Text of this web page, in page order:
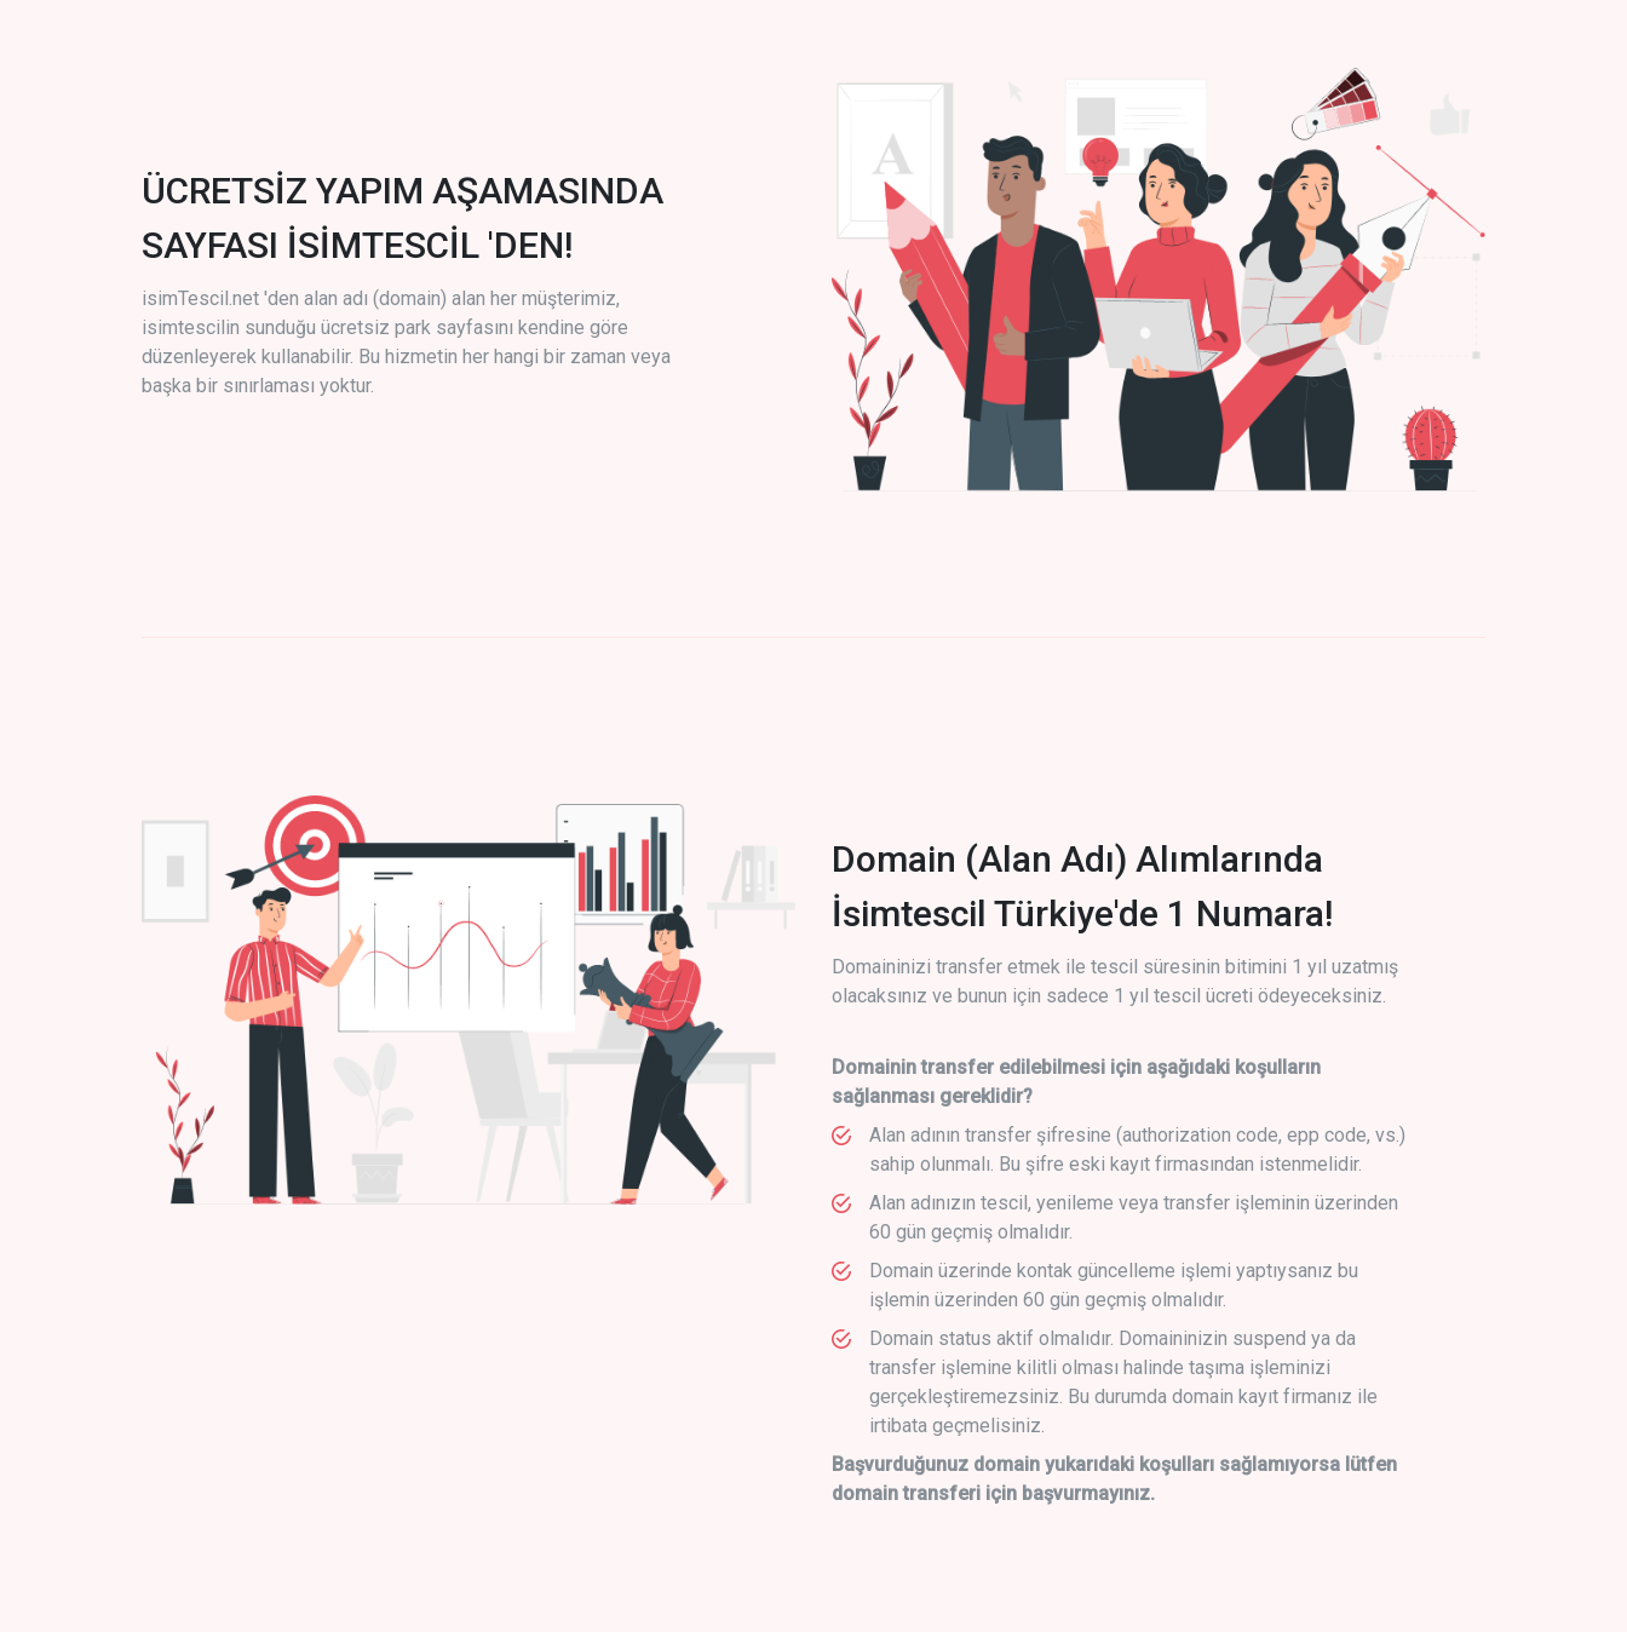
ÜCRETSİZ YAPIM AŞAMASINDA
SAYFASI İSİMTESCİL 'DEN!
isimTescil.net 'den alan adı (domain) alan her müşterimiz,
isimtescilin sunduğu ücretsiz park sayfasını kendine göre
düzenleyerek kullanabilir. Bu hizmetin her hangi bir zaman veya
başka bir sınırlaması yoktur.
Domain (Alan Adı) Alımlarında
İsimtescil Türkiye'de 1 Numara!
Domaininizi transfer etmek ile tescil süresinin bitimini 1 yıl uzatmış
olacaksınız ve bunun için sadece 1 yıl tescil ücreti ödeyeceksiniz.
Domainin transfer edilebilmesi için aşağıdaki koşulların
sağlanması gereklidir?
Alan adının transfer şifresine (authorization code, epp code, vs.)
sahip olunmalı. Bu şifre eski kayıt firmasından istenmelidir.
Alan adınızın tescil, yenileme veya transfer işleminin üzerinden
60 gün geçmiş olmalıdır.
Domain üzerinde kontak güncelleme işlemi yaptıysanız bu
işlemin üzerinden 60 gün geçmiş olmalıdır.
Domain status aktif olmalıdır. Domaininizin suspend ya da
transfer işlemine kilitli olması halinde taşıma işleminizi
gerçekleştiremezsiniz. Bu durumda domain kayıt firmanız ile
irtibata geçmelisiniz.
Başvurduğunuz domain yukarıdaki koşulları sağlamıyorsa lütfen
domain transferi için başvurmayınız.